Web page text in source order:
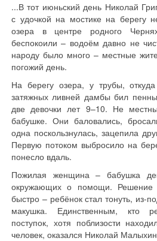
...В тот июньский день Николай
с удочкой на мостике на берегу
озера в центре родного
беспокоили – водоём давно не
народу было много – местные
погожий день.
На берегу озера, у трубы,
затяжных ливней дамбы бил
две девочки лет 9–10. Не
бабушке. Они баловались,
одна поскользнулась, зацепила
Первую потоком выбросило на
понесло вдаль.
Пожилая женщина – бабушка
окружающих о помощи. Решение
быстро – ребёнок стал тонуть, из-
макушка. Единственным, кто
поступок, хотя поблизости
человек, оказался Николай